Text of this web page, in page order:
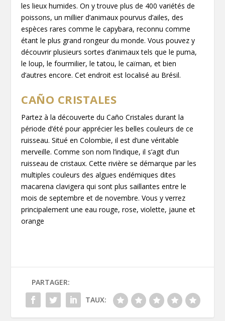
les lieux humides. On y trouve plus de 400 variétés de
poissons, un millier d’animaux pourvus d’ailes, des
espèces rares comme le capybara, reconnu comme
étant le plus grand rongeur du monde. Vous pouvez y
découvrir plusieurs sortes d’animaux tels que le puma,
le loup, le fourmilier, le tatou, le caïman, et bien
d’autres encore. Cet endroit est localisé au Brésil.
CAÑO CRISTALES
Partez à la découverte du Caño Cristales durant la
période d’été pour apprécier les belles couleurs de ce
ruisseau. Situé en Colombie, il est d’une véritable
merveille. Comme son nom l’indique, il s’agit d’un
ruisseau de cristaux. Cette rivière se démarque par les
multiples couleurs des algues endémiques dites
macarena clavigera qui sont plus saillantes entre le
mois de septembre et de novembre. Vous y verrez
principalement une eau rouge, rose, violette, jaune et
orange
PARTAGER:
TAUX: